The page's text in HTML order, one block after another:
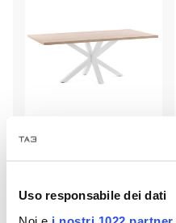
Uso responsabile dei dati
Noi e i nostri 1022 partner